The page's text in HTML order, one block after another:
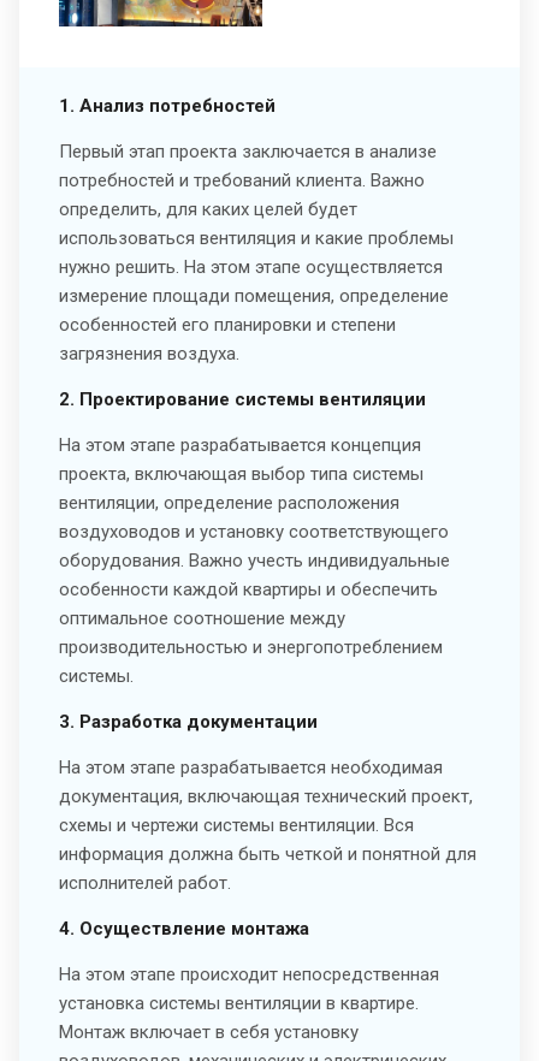
1. Анализ потребностей
Первый этап проекта заключается в анализе
потребностей и требований клиента. Важно
определить, для каких целей будет
использоваться вентиляция и какие проблемы
нужно решить. На этом этапе осуществляется
измерение площади помещения, определение
особенностей его планировки и степени
загрязнения воздуха.
2. Проектирование системы вентиляции
На этом этапе разрабатывается концепция
проекта, включающая выбор типа системы
вентиляции, определение расположения
воздуховодов и установку соответствующего
оборудования. Важно учесть индивидуальные
особенности каждой квартиры и обеспечить
оптимальное соотношение между
производительностью и энергопотреблением
системы.
3. Разработка документации
На этом этапе разрабатывается необходимая
документация, включающая технический проект,
схемы и чертежи системы вентиляции. Вся
информация должна быть четкой и понятной для
исполнителей работ.
4. Осуществление монтажа
На этом этапе происходит непосредственная
установка системы вентиляции в квартире.
Монтаж включает в себя установку